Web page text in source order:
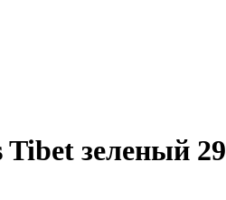
Tibet зеленый 29